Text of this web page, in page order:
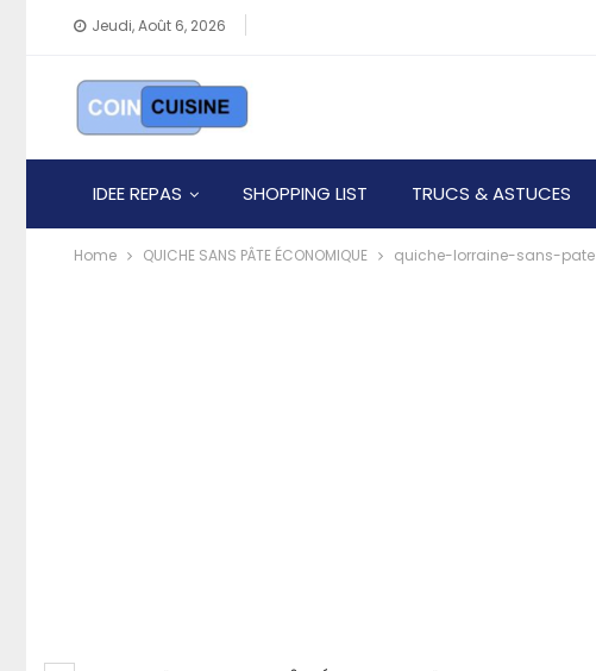
Jeudi, Août 6, 2026
IDEE REPAS SHOPPING LIST TRUCS & ASTUCES
Home QUICHE SANS PÂTE ÉCONOMIQUE quiche-lorraine-sans-pate